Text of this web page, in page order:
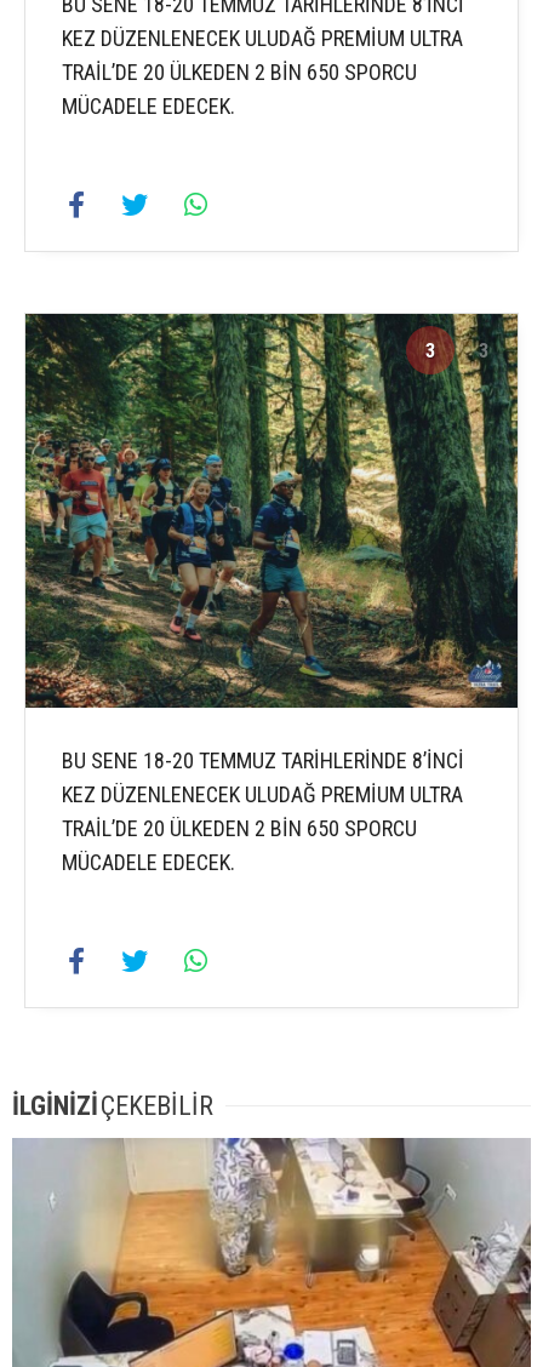
KEZ DÜZENLENECEK ULUDAĞ PREMİUM ULTRA
TRAİL’DE 20 ÜLKEDEN 2 BİN 650 SPORCU
MÜCADELE EDECEK.
3 3
BU SENE 18-20 TEMMUZ TARİHLERİNDE 8’İNCİ
KEZ DÜZENLENECEK ULUDAĞ PREMİUM ULTRA
TRAİL’DE 20 ÜLKEDEN 2 BİN 650 SPORCU
MÜCADELE EDECEK.
İLGİNİZİÇEKEBİLİR